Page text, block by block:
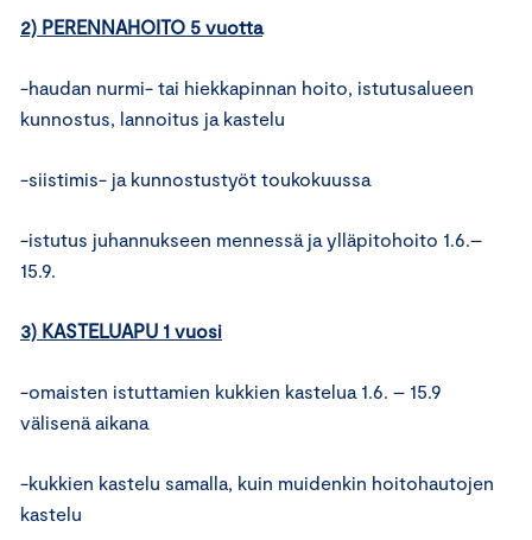
2) PERENNAHOITO 5 vuotta
-haudan nurmi- tai hiekkapinnan hoito, istutusalueen
kunnostus, lannoitus ja kastelu
-siistimis- ja kunnostustyöt toukokuussa
-istutus juhannukseen mennessä ja ylläpitohoito 1.6.–
15.9.
3) KASTELUAPU 1 vuosi
-omaisten istuttamien kukkien kastelua 1.6. – 15.9
välisenä aikana
-kukkien kastelu samalla, kuin muidenkin hoitohautojen
kastelu